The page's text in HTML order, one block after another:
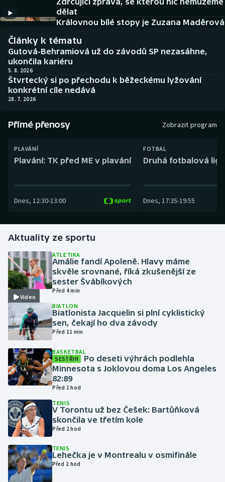
Baseball a softbal
Biatlon
Boby a skeleton
Curling
Dostihy
Futsal
Golf
Gymnastika
Házená
Jezdectví
Judo
Krasobruslení
Lezení
Moderní pětiboj
Motorsport
Olympijské hry
Aplikace ČT sport
AZ kvíz
dělat
Královnou bílé stopy je Zuzana Maděrová
Články k tématu
Gutová-Behramiová už do závodů SP nezasáhne,
ukončila kariéru
5. 8. 2026
Štvrtecký si po přechodu k běžeckému lyžování
konkrétní cíle nedává
28. 7. 2026
Přímé přenosy Zobrazit program
PLAVÁNÍ
Plavání: TK před ME v plavání
Dnes, 12:30-13:00
FOTBAL
Druhá fotbalová
Dnes, 17:35-19:55
Aktuality ze sportu
Video
ATLETIKA
Amálie fandí Apoleně. Hlavy máme
skvěle srovnané, říká zkušenější ze
sester Švábíkových
Před 4 min
BIATLON
Biatlonista Jacquelin si plní cyklistický
sen, čekají ho dva závody
Před 11 min
BASKETBAL
SESTŘIH
Po deseti výhrách podlehla
Minnesota s Joklovou doma Los Angeles
82:89
Před 1 hod
TENIS
V Torontu už bez Češek: Bartůňková
skončila ve třetím kole
Před 2 hod
TENIS
Lehečka je v Montrealu v osmifinále
Před 2 hod